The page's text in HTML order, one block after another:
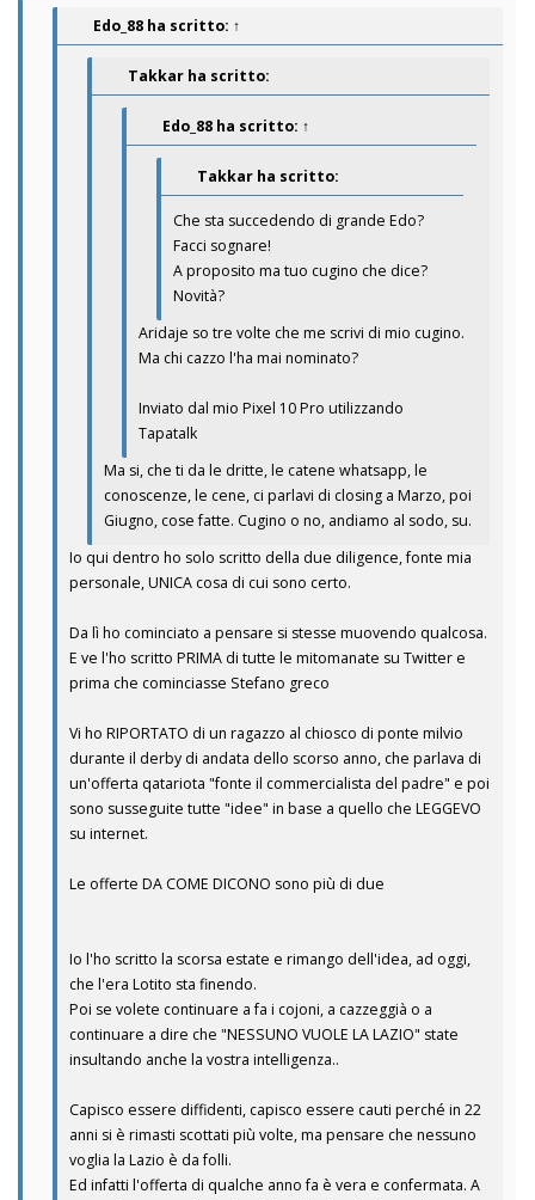
Edo_88 ha scritto: ↑
Takkar ha scritto:
Edo_88 ha scritto: ↑
Takkar ha scritto:
Che sta succedendo di grande Edo?
Facci sognare!
A proposito ma tuo cugino che dice?
Novità?
Aridaje so tre volte che me scrivi di mio cugino.
Ma chi cazzo l'ha mai nominato?
Inviato dal mio Pixel 10 Pro utilizzando
Tapatalk
Ma si, che ti da le dritte, le catene whatsapp, le
conoscenze, le cene, ci parlavi di closing a Marzo, poi
Giugno, cose fatte. Cugino o no, andiamo al sodo, su.
Io qui dentro ho solo scritto della due diligence, fonte mia
personale, UNICA cosa di cui sono certo.
Da lì ho cominciato a pensare si stesse muovendo qualcosa.
E ve l'ho scritto PRIMA di tutte le mitomanate su Twitter e
prima che cominciasse Stefano greco
Vi ho RIPORTATO di un ragazzo al chiosco di ponte milvio
durante il derby di andata dello scorso anno, che parlava di
un'offerta qatariota "fonte il commercialista del padre" e poi
sono susseguite tutte "idee" in base a quello che LEGGEVO
su internet.
Le offerte DA COME DICONO sono più di due
Io l'ho scritto la scorsa estate e rimango dell'idea, ad oggi,
che l'era Lotito sta finendo.
Poi se volete continuare a fa i cojoni, a cazzeggià o a
continuare a dire che "NESSUNO VUOLE LA LAZIO" state
insultando anche la vostra intelligenza..
Capisco essere diffidenti, capisco essere cauti perché in 22
anni si è rimasti scottati più volte, ma pensare che nessuno
voglia la Lazio è da folli.
Ed infatti l'offerta di qualche anno fa è vera e confermata. A